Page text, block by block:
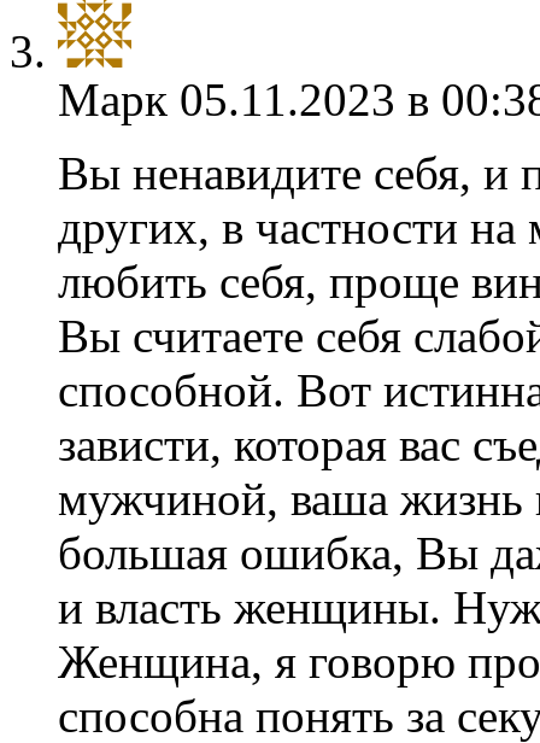
Марк 05.11.2023 в
Вы ненавидите себя, и
других, в частности
любить себя, проще
Вы считаете себя
способной. Вот
зависти, которая вас
мужчиной, ваша жизнь
большая ошибка, Вы
и власть женщины.
Женщина, я говорю
способна понять за